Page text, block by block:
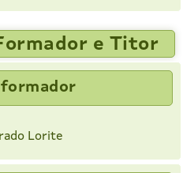
e Titor
Lorite